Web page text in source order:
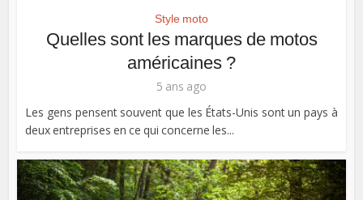
Style moto
Quelles sont les marques de motos
américaines ?
5 ans ago
Les gens pensent souvent que les États-Unis sont un pays à
deux entreprises en ce qui concerne les...